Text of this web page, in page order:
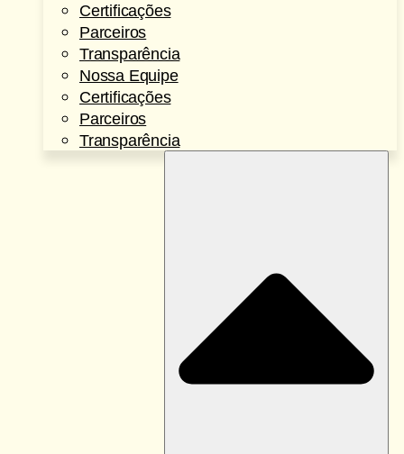
Certificações
Parceiros
Transparência
Nossa Equipe
Certificações
Parceiros
Transparência